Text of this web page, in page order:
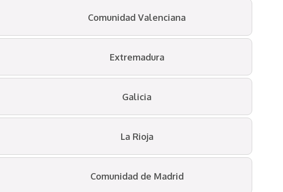
Comunidad Valenciana
Extremadura
Galicia
La Rioja
Comunidad de Madrid